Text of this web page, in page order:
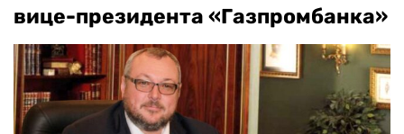
вице-президента «Газпромбанка»